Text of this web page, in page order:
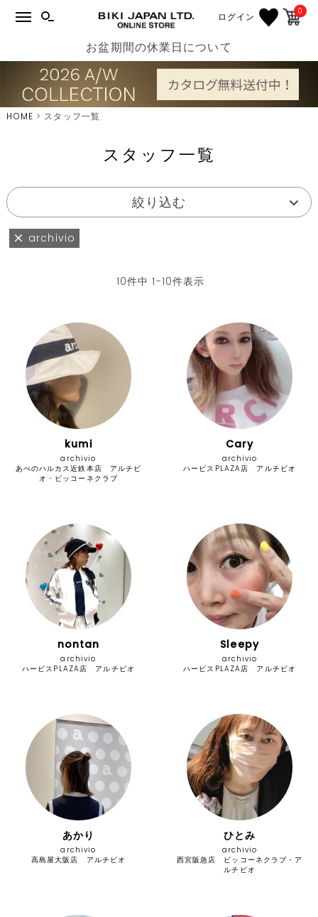
ログイン 0
お盆期間の休業日について
HOME スタッフ一覧
スタッフ一覧
絞り込む
archivio
10件中 1-10件表示
kumi
archivio
あべのハルカス近鉄本店 アルチビ
オ・ピッコーネクラブ
Cary
archivio
ハービスPLAZA店 アルチビオ
nontan
archivio
ハービスPLAZA店 アルチビオ
Sleepy
archivio
ハービスPLAZA店 アルチビオ
あかり
archivio
高島屋大阪店 アルチビオ
ひとみ
archivio
西宮阪急店 ピッコーネクラブ・ア
ルチビオ